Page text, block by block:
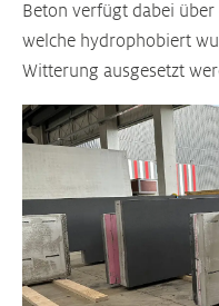
Beton verfügt dabei
welche hydrophobiert
Witterung ausgesetzt